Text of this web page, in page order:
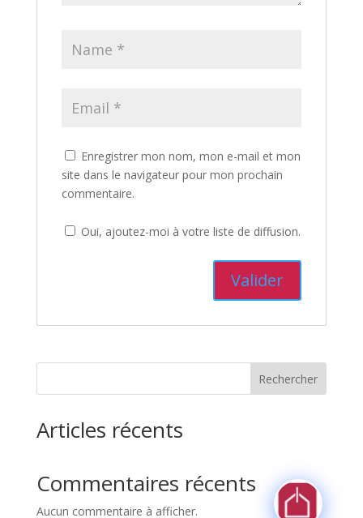
Enregistrer mon nom, mon e-mail et mon
site dans le navigateur pour mon prochain
commentaire.
Oui, ajoutez-moi à votre liste de diffusion.
Rechercher
Articles récents
Commentaires récents
Aucun commentaire à afficher.